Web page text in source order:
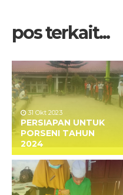
pos terkait...
31 Okt 2023
PERSIAPAN UNTUK
PORSENI TAHUN
2024